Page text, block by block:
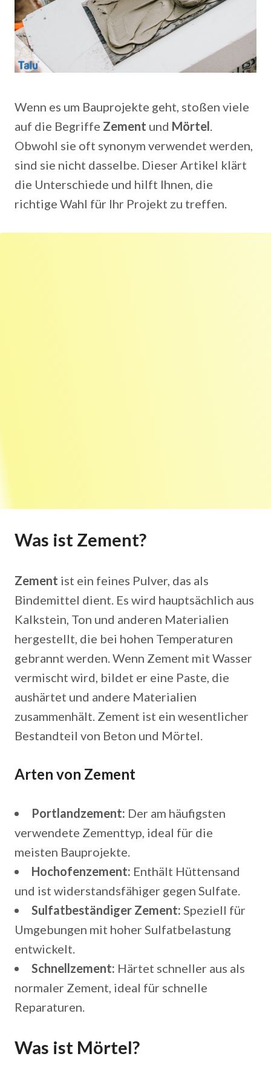
Wenn es um Bauprojekte geht, stoßen viele
auf die Begriffe Zement und Mörtel
Obwohl sie oft synonym verwendet werden,
sind sie nicht dasselbe. Dieser Artikel klärt
die Unterschiede und hilft Ihnen, die
richtige Wahl für Ihr Projekt zu treffen.
Was ist Zement?
Zement ist ein feines Pulver, das als
Bindemittel dient. Es wird hauptsächlich aus
Kalkstein, Ton und anderen Materialien
hergestellt, die bei hohen Temperaturen
gebrannt werden. Wenn Zement mit Wasser
vermischt wird, bildet er eine Paste, die
aushärtet und andere Materialien
zusammenhält. Zement ist ein wesentlicher
Bestandteil von Beton und Mörtel.
Arten von Zement
Portlandzement: Der am häufigsten
verwendete Zementtyp, ideal für die
meisten Bauprojekte.
Hochofenzement: Enthält Hüttensand
und ist widerstandsfähiger gegen Sulfate.
Sulfatbeständiger Zement: Speziell für
Umgebungen mit hoher Sulfatbelastung
entwickelt.
Schnellzement: Härtet schneller aus als
normaler Zement, ideal für schnelle
Reparaturen.
Was ist Mörtel?